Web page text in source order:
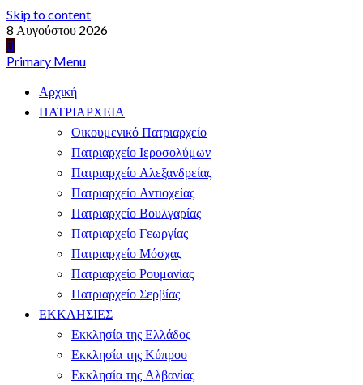
Skip to content
8 Αυγούστου 2026
Primary Menu
Αρχική
ΠΑΤΡΙΑΡΧΕΙΑ
Οικουμενικό Πατριαρχείο
Πατριαρχείο Ιεροσολύμων
Πατριαρχείο Αλεξανδρείας
Πατριαρχείο Αντιοχείας
Πατριαρχείο Βουλγαρίας
Πατριαρχείο Γεωργίας
Πατριαρχείο Μόσχας
Πατριαρχείο Ρουμανίας
Πατριαρχείο Σερβίας
ΕΚΚΛΗΣΙΕΣ
Εκκλησία της Ελλάδος
Εκκλησία της Κύπρου
Εκκλησία της Αλβανίας